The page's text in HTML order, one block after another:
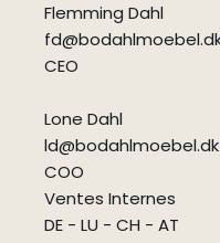
Flemming Dahl
CEO
Lone Dahl
ld@bodahlmoebel.dk
COO
Ventes Internes
DE - LU - CH - AT